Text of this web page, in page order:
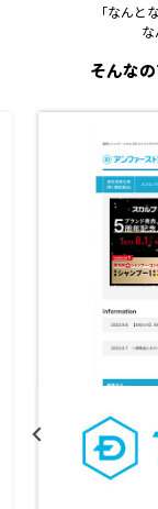
「なんと
な
そんな